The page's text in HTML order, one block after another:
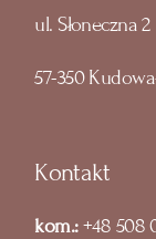
ul. Słoneczna 2
57-350
Kontakt
kom.:+48 508